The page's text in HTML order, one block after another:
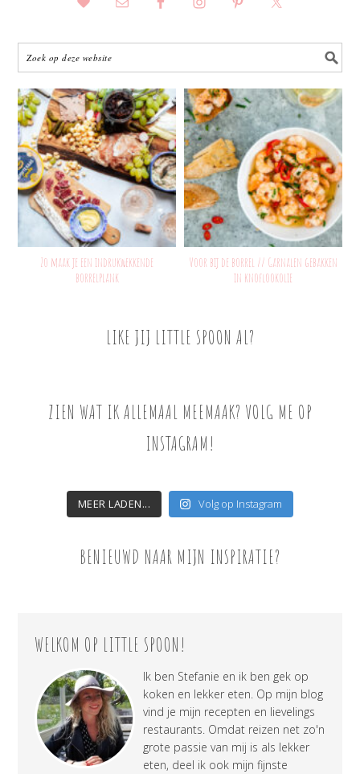
Zo maak je een indrukwekkende
borrelplank
Voor bij de borrel // Garnalen gebakken
in knoflookolie
LIKE JIJ LITTLE SPOON AL?
ZIEN WAT IK ALLEMAAL MEEMAAK? VOLG ME OP
INSTAGRAM!
MEER LADEN... Volg op Instagram
BENIEUWD NAAR MIJN INSPIRATIE?
WELKOM OP LITTLE SPOON!
Ik ben Stefanie en ik ben gek op
koken en lekker eten. Op mijn blog
vind je mijn recepten en lievelings
restaurants. Omdat reizen net zo'n
grote passie van mij is als lekker
eten, deel ik ook mijn fijnste